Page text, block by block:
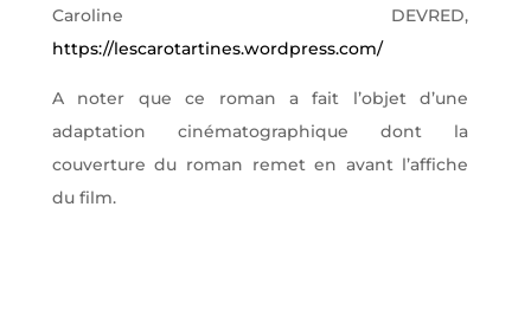
Caroline DEVRED,
https://lescarotartines.wordpress.com/
A noter que ce roman a fait l’objet d’une
adaptation cinématographique dont la
couverture du roman remet en avant l’affiche
du film.